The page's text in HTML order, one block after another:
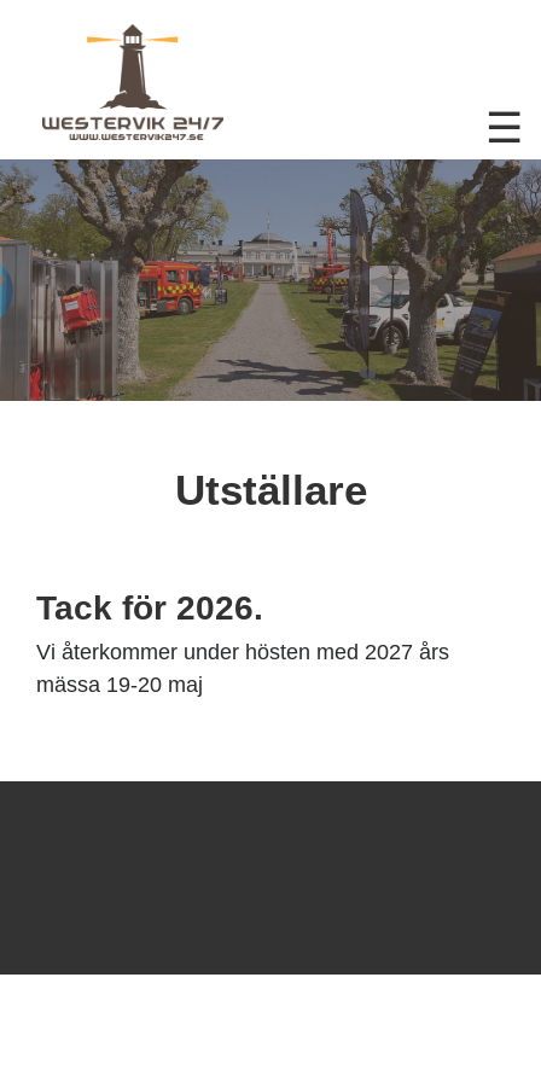
☰
Utställare
Tack för 2026.
Vi återkommer under hösten med 2027 års
mässa 19-20 maj